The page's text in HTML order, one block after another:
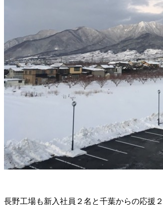
長野工場も新入社員２名と千葉からの応援